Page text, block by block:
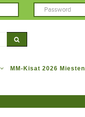
MM-Kisat 2026 Miesten